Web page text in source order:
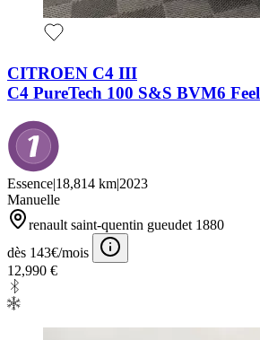
CITROEN C4 III
C4 PureTech 100 S&S BVM6 Feel
Essence|18,814 km|2023
Manuelle
renault saint-quentin gueudet 1880
dès 143€/mois
12,990 €